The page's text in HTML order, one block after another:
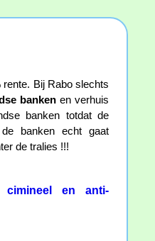
rente. Bij Rabo slechts
bankenen verhuis
banken totdat de
banken echt gaat
de tralies !!!
cimineel en anti-